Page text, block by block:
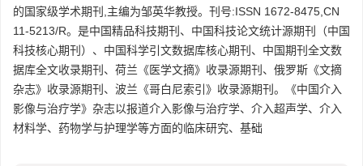
的国家级学术期刊,主编为邹英华教授。刊号:ISSN 1672-8475,CN
11-5213/R。是中国精品科技期刊、中国科技论文统计源期刊（中国
科技核心期刊）、中国科学引文数据库核心期刊、中国期刊全文数
据库全文收录期刊、荷兰《医学文摘》收录源期刊、俄罗斯《文摘
杂志》收录源期刊、波兰《哥白尼索引》收录源期刊。《中国介入
影像与治疗学》杂志以报道介入影像与治疗学、介入超声学、介入
材料学、药物学与护理学等方面的临床研究、基础